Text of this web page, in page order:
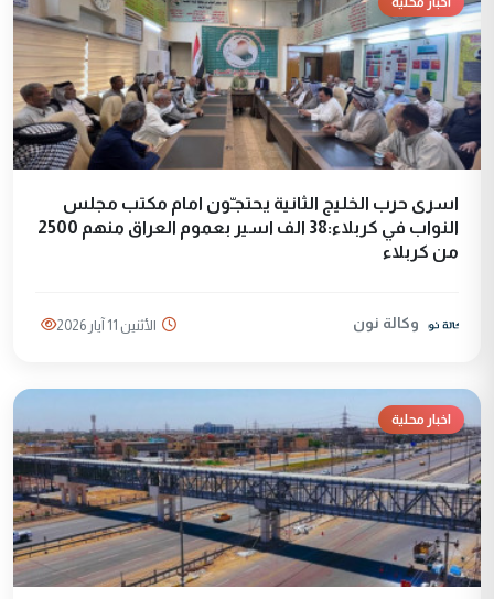
اسرى حرب الخليج الثانية يحتجـّون امام مكتب مجلس
النواب في كربلاء:38 الف اسير بعموم العراق منهم 2500
من كربلاء
وكالة نون الأثنين 11 آيار 2026
اخبار محلية